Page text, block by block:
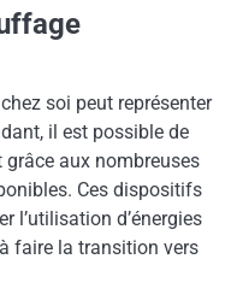
soi peut représenter
il est possible de
aux nombreuses
Ces dispositifs
l’utilisation d’énergies
faire la transition vers